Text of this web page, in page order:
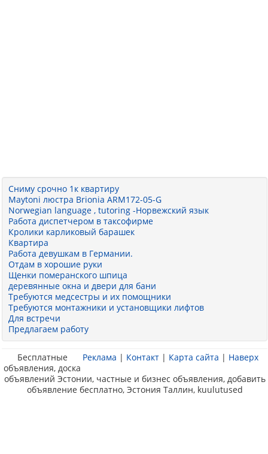
Сниму срочно 1к квартиру
Maytoni люстра Brionia ARM172-05-G
Norwegian language , tutoring -Норвежский язык
Работа диспетчером в таксофирме
Кролики карликовый барашек
Квартира
Работа девушкам в Германии.
Отдам в хорошие руки
Щенки померанского шпица
деревянные окна и двери для бани
Требуются медсестры и их помощники
Требуются монтажники и установщики лифтов
Для встречи
Предлагаем работу
Реклама | Контакт | Карта сайта | Наверх
Бесплатные
объявления, доска
объявлений Эстонии, частные и бизнес объявления, добавить
объявление бесплатно, Эстония Таллин, kuulutused